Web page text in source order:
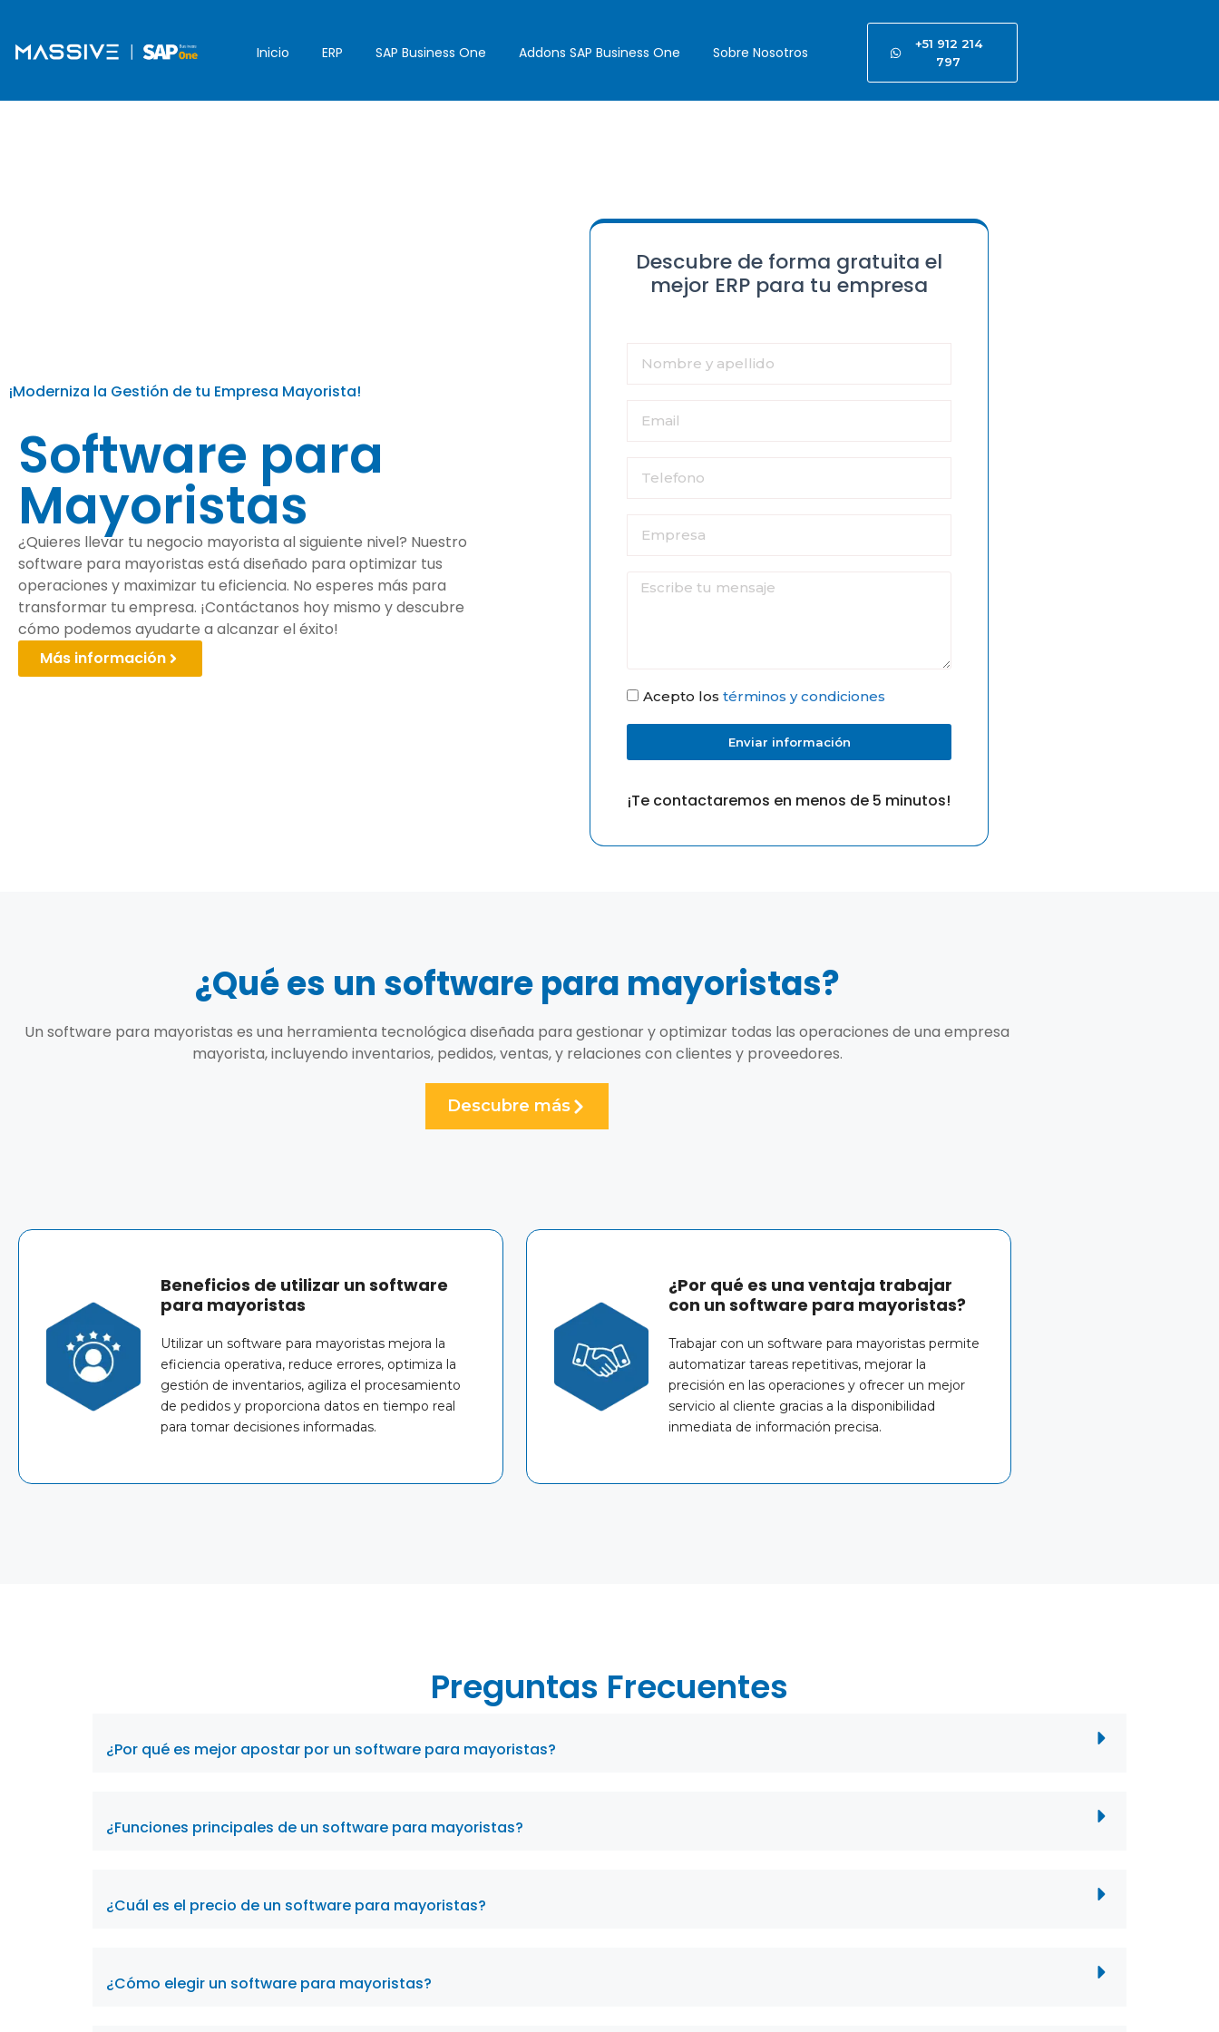
Inicio ERP SAP Business One Addons SAP Business One Sobre Nosotros
+51 912 214
797
¡Moderniza la Gestión de tu Empresa Mayorista!
Software para
Mayoristas
¿Quieres llevar tu negocio mayorista al siguiente nivel? Nuestro
software para mayoristas está diseñado para optimizar tus
operaciones y maximizar tu eficiencia. No esperes más para
transformar tu empresa. ¡Contáctanos hoy mismo y descubre
cómo podemos ayudarte a alcanzar el éxito!
Más información
Descubre de forma gratuita el
mejor ERP para tu empresa
Acepto los términos y condiciones
Enviar información
¡Te contactaremos en menos de 5 minutos!
¿Qué es un software para mayoristas?
Un software para mayoristas es una herramienta tecnológica diseñada para gestionar y optimizar todas las operaciones de una empresa
mayorista, incluyendo inventarios, pedidos, ventas, y relaciones con clientes y proveedores.
Descubre más
Beneficios de utilizar un software
para mayoristas
Utilizar un software para mayoristas mejora la
eficiencia operativa, reduce errores, optimiza la
gestión de inventarios, agiliza el procesamiento
de pedidos y proporciona datos en tiempo real
para tomar decisiones informadas.
¿Por qué es una ventaja trabajar
con un software para mayoristas?
Trabajar con un software para mayoristas permite
automatizar tareas repetitivas, mejorar la
precisión en las operaciones y ofrecer un mejor
servicio al cliente gracias a la disponibilidad
inmediata de información precisa.
Preguntas Frecuentes
¿Por qué es mejor apostar por un software para mayoristas?
¿Funciones principales de un software para mayoristas?
¿Cuál es el precio de un software para mayoristas?
¿Cómo elegir un software para mayoristas?